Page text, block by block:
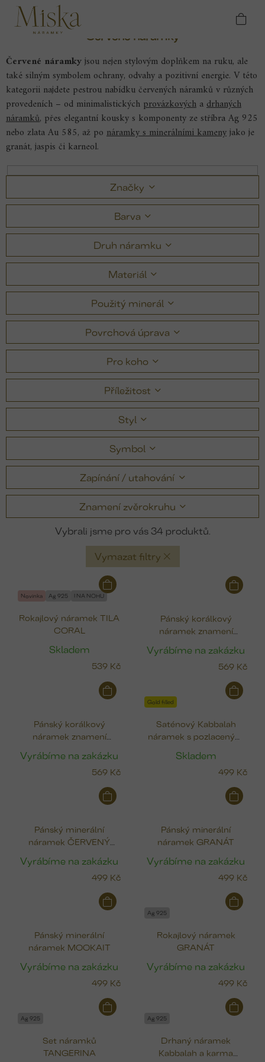
Přejít
obsah
Domů Náramky
Červené náramky
Červené náramkyjsou nejen stylovým doplňkem na ruku, ale
také silným symbolem ochrany, odvahy a pozitivní energie. V této
kategorii najdete pestrou nabídku červených náramků v různých
provedeních – od minimalistických provázkových adrhaných
náramků, přes elegantní kousky s komponenty ze stříbra Ag 925
nebo zlata Au 585, až po náramky s minerálními kamenyjako je
granát, jaspis či karneol.
Značky
Barva
Druh náramku
Materiál
Použitý minerál
Povrchová úprava
Pro koho
Příležitost
Styl
Symbol
Zapínání / utahování
Znamení zvěrokruhu
Vymazat filtry
34
Novinka Ag 925 I NA NOHU
Rokajlový náramek TILA
CORAL
Skladem
539 Kč
Pánský korálkový
náramek znamení
Vyrábíme na zakázku
569 Kč
Pánský korálkový
náramek znamení
Vyrábíme na zakázku
569 Kč
Gold filled
Saténový Kabbalah
náramek s pozlaceným
Skladem
499 Kč
Pánský minerální
náramek ČERVENÝ
Vyrábíme na zakázku
499 Kč
Pánský minerální
náramek GRANÁT
Vyrábíme na zakázku
499 Kč
Pánský minerální
náramek MOOKAIT
Vyrábíme na zakázku
499 Kč
Ag 925
Rokajlový náramek
GRANÁT
Vyrábíme na zakázku
499 Kč
Ag 925
Set náramků
TANGERINA
Ag 925
Drhaný náramek
Kabbalah a karma